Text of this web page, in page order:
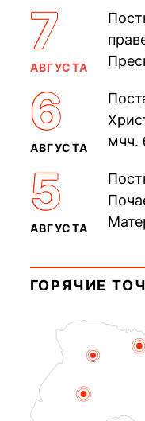
7
АВГУСТА
прп.
6
АВГУСТА
мчч.
5
АВГУСТА
ГОРЯЧИЕ